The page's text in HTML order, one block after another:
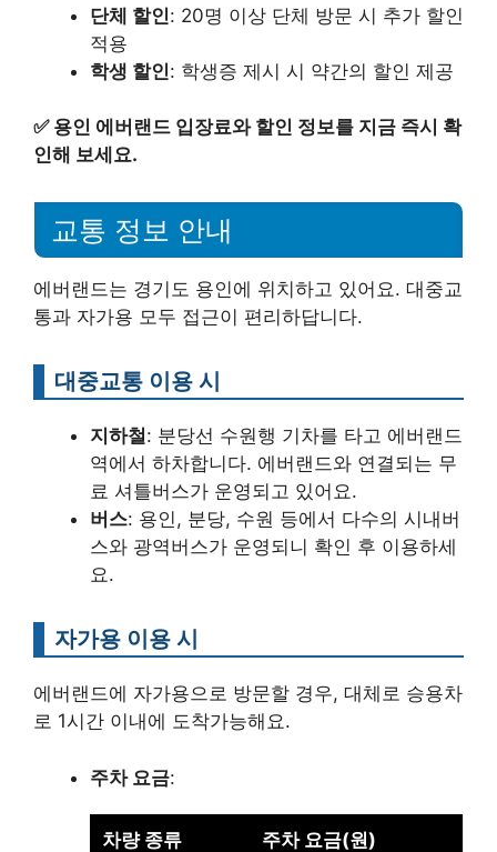
단체 할인: 20명 이상 단체 방문 시 추가 할인
적용
학생 할인: 학생증 제시 시 약간의 할인 제공
✅ 용인 에버랜드 입장료와 할인 정보를 지금 즉시 확
인해 보세요.
교통 정보 안내
에버랜드는 경기도 용인에 위치하고 있어요. 대중교
통과 자가용 모두 접근이 편리하답니다.
대중교통 이용 시
지하철: 분당선 수원행 기차를 타고 에버랜드
역에서 하차합니다. 에버랜드와 연결되는 무
료 셔틀버스가 운영되고 있어요.
버스: 용인, 분당, 수원 등에서 다수의 시내버
스와 광역버스가 운영되니 확인 후 이용하세
요.
자가용 이용 시
에버랜드에 자가용으로 방문할 경우, 대체로 승용차
로 1시간 이내에 도착가능해요.
주차 요금:
차량 종류 주차 요금(원)